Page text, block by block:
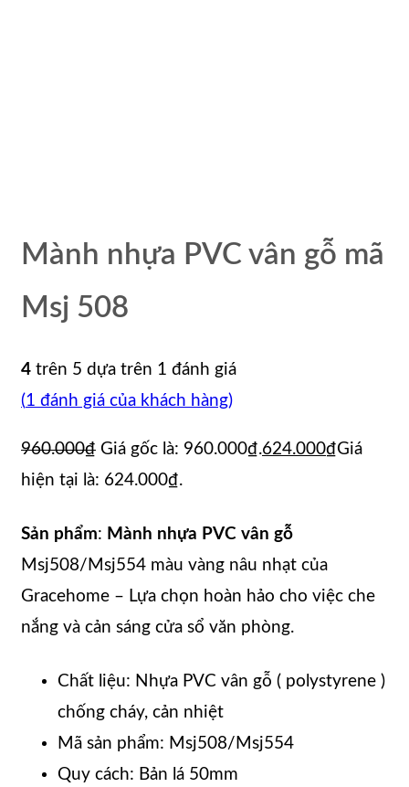
Mành nhựa PVC vân gỗ mã
Msj 508
4 trên 5 dựa trên 1 đánh giá
(1 đánh giá của khách hàng)
960.000₫ Giá gốc là: 960.000₫.624.000₫Giá
hiện tại là: 624.000₫.
Sản phẩm: Mành nhựa PVC vân gỗ
Msj508/Msj554 màu vàng nâu nhạt của
Gracehome – Lựa chọn hoàn hảo cho việc che
nắng và cản sáng cửa sổ văn phòng.
Chất liệu: Nhựa PVC vân gỗ ( polystyrene )
chống cháy, cản nhiệt
Mã sản phẩm: Msj508/Msj554
Quy cách: Bản lá 50mm